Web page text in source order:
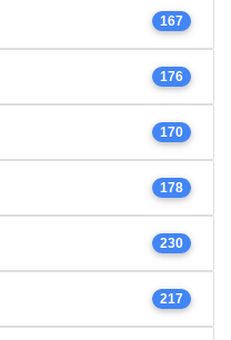
167
176
170
178
230
217